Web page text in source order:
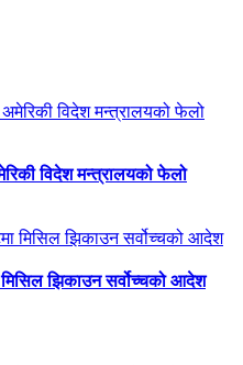
विदेश मन्त्रालयको फेलो
मिसिल झिकाउन सर्वोच्चको आदेश